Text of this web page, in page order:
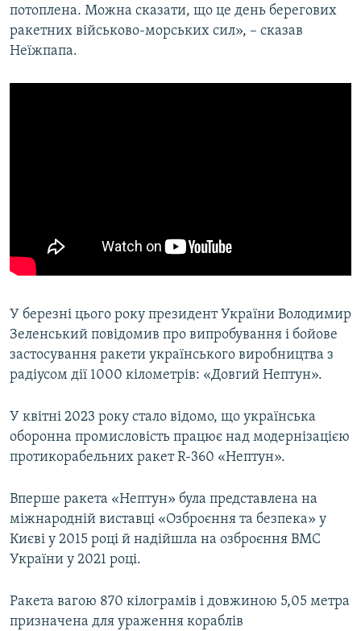
потоплена. Можна сказати, що це день берегових
ракетних військово-морських сил», – сказав
Неїжпапа.
У березні цього року президент України Володимир
Зеленський повідомив про випробування і бойове
застосування ракети українського виробництва з
радіусом дії 1000 кілометрів: «Довгий Нептун».
У квітні 2023 року стало відомо, що українська
оборонна промисловість працює над модернізацією
протикорабельних ракет R-360 «Нептун».
Вперше ракета «Нептун» була представлена на
міжнародній виставці «Озброєння та безпека» у
Києві у 2015 році й надійшла на озброєння ВМС
України у 2021 році.
Ракета вагою 870 кілограмів і довжиною 5,05 метра
призначена для ураження кораблів